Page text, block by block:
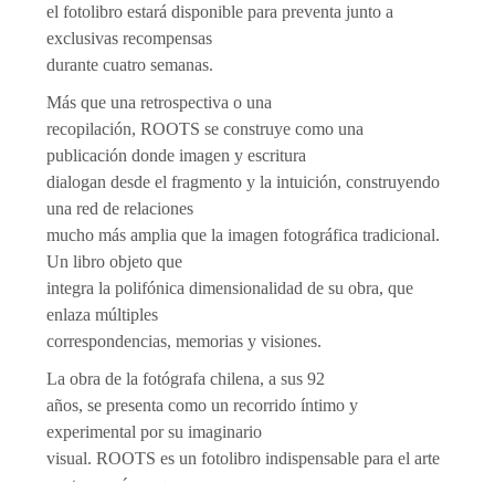
el fotolibro estará disponible para preventa junto a
exclusivas recompensas
durante cuatro semanas.
Más que una retrospectiva o una
recopilación, ROOTS se construye como una
publicación donde imagen y escritura
dialogan desde el fragmento y la intuición, construyendo
una red de relaciones
mucho más amplia que la imagen fotográfica tradicional.
Un libro objeto que
integra la polifónica dimensionalidad de su obra, que
enlaza múltiples
correspondencias, memorias y visiones.
La obra de la fotógrafa chilena, a sus 92
años, se presenta como un recorrido íntimo y
experimental por su imaginario
visual. ROOTS es un fotolibro indispensable para el arte